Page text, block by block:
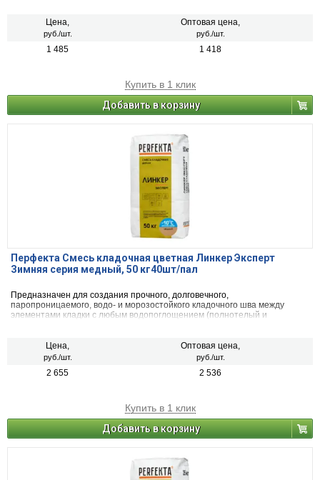
натурального камня) с одновременной декоративной расшивкой швов
Цена,
руб./шт.
Оптовая цена,
руб./шт.
1 485 1 418
Купить в 1 клик
Добавить в корзину
Перфекта Смесь кладочная цветная Линкер Эксперт
Зимняя серия медный, 50 кг40шт/пал
Предназначен для создания прочного, долговечного,
паропроницаемого, водо- и морозостойкого кладочного шва между
элементами кладки с любым водопоглощением (полнотелый и
натурального камня) с одновременной декоративной расшивкой швов
Цена,
руб./шт.
Оптовая цена,
руб./шт.
2 655 2 536
Купить в 1 клик
Добавить в корзину